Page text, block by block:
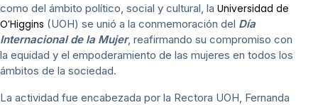
como del ámbito político, social y cultural, la Universidad de
O’Higgins (UOH) se unió a la conmemoración del Día
Internacional de la Mujer, reafirmando su compromiso con
la equidad y el empoderamiento de las mujeres en todos los
ámbitos de la sociedad.
La actividad fue encabezada por la Rectora UOH, Fernanda